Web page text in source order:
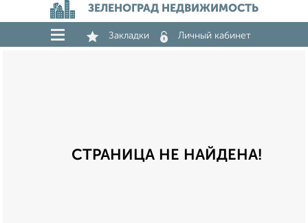
ЗЕЛЕНОГРАД НЕДВИЖИМОСТЬ
Закладки Личный кабинет
СТРАНИЦА НЕ НАЙДЕНА!